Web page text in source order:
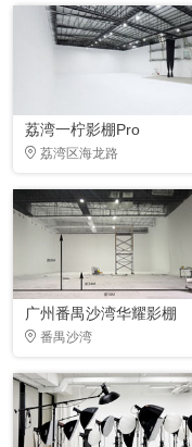
荔湾一柠影棚Pro
荔湾区海龙路
广州番禺沙湾华耀影棚
番禺沙湾